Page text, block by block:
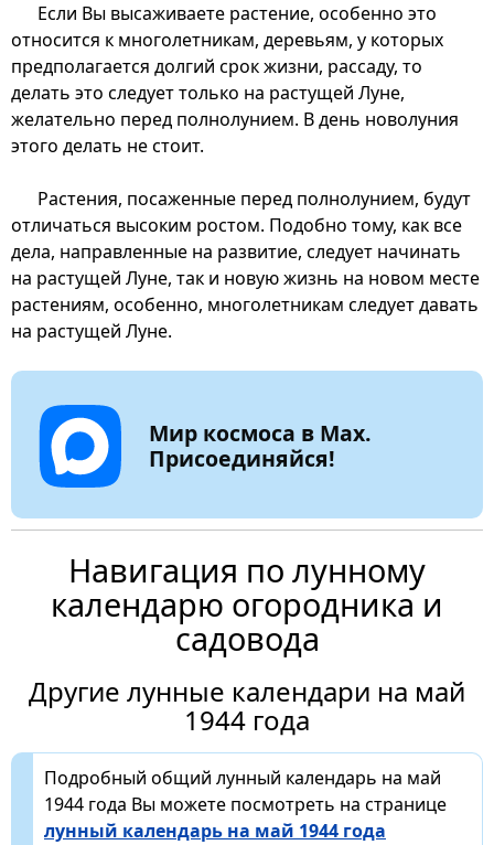
Если Вы высаживаете растение, особенно это
относится к многолетникам, деревьям, у которых
предполагается долгий срок жизни, рассаду, то
делать это следует только на растущей Луне,
желательно перед полнолунием. В день новолуния
этого делать не стоит.
Растения, посаженные перед полнолунием, будут
отличаться высоким ростом. Подобно тому, как все
дела, направленные на развитие, следует начинать
на растущей Луне, так и новую жизнь на новом месте
растениям, особенно, многолетникам следует давать
на растущей Луне.
Мир космоса в Max.
Присоединяйся!
Навигация по лунному
календарю огородника и
садовода
Другие лунные календари на май
1944 года
Подробный общий лунный календарь на май
1944 года Вы можете посмотреть на странице
лунный календарь на май 1944 года